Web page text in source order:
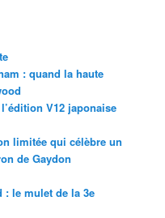
: quand la haute
V12 japonaise
limitée qui célèbre un
de Gaydon
: le mulet de la 3e